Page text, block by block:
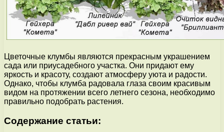
Цветочные клумбы являются прекрасным украшением
сада или приусадебного участка. Они придают ему
яркость и красоту, создают атмосферу уюта и радости.
Однако, чтобы клумба радовала глаза своим красивым
видом на протяжении всего летнего сезона, необходимо
правильно подобрать растения.
Содержание статьи: